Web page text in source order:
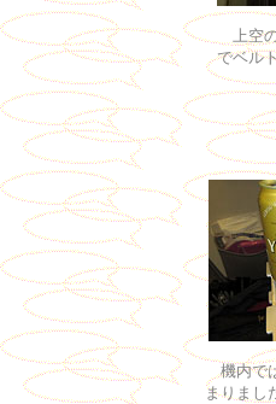
上空
でベル
機内で
まりまし